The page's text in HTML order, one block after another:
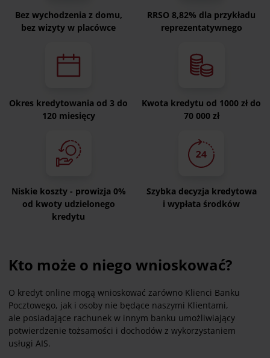
Bez wychodzenia z domu,
bez wizyty w placówce
RRSO 8,82% dla przykładu
reprezentatywnego
Okres kredytowania od 3 do
120 miesięcy
Kwota kredytu od 1000 zł do
70 000 zł
Niskie koszty - prowizja 0%
od kwoty udzielonego
kredytu
Szybka decyzja kredytowa
i wypłata środków
Kto może o niego wnioskować?
O kredyt online mogą wnioskować zarówno Klienci Banku
Pocztowego, jak i osoby nie będące naszymi Klientami,
ale posiadające rachunek w innym banku umożliwiający
potwierdzenie tożsamości i dochodów z wykorzystaniem
usługi AIS.